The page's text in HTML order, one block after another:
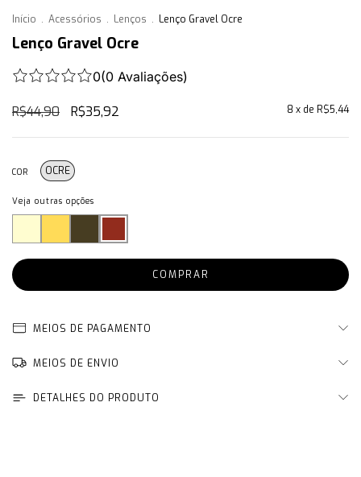
Início . Acessórios . Lenços . Lenço Gravel Ocre
Lenço Gravel Ocre
0(0 Avaliações)
R$44,90 R$35,92 8 x de R$5,44
COR OCRE
Veja outras opções
MEIOS DE PAGAMENTO
MEIOS DE ENVIO
DETALHES DO PRODUTO